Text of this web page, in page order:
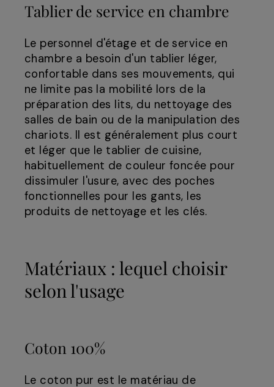
Tablier de service en chambre
Le personnel d'étage et de service en
chambre a besoin d'un tablier léger,
confortable dans ses mouvements, qui
ne limite pas la mobilité lors de la
préparation des lits, du nettoyage des
salles de bain ou de la manipulation des
chariots. Il est généralement plus court
et léger que le tablier de cuisine,
habituellement de couleur foncée pour
dissimuler l'usure, avec des poches
fonctionnelles pour les gants, les
produits de nettoyage et les clés.
Matériaux : lequel choisir
selon l'usage
Coton 100%
Le coton pur est le matériau de